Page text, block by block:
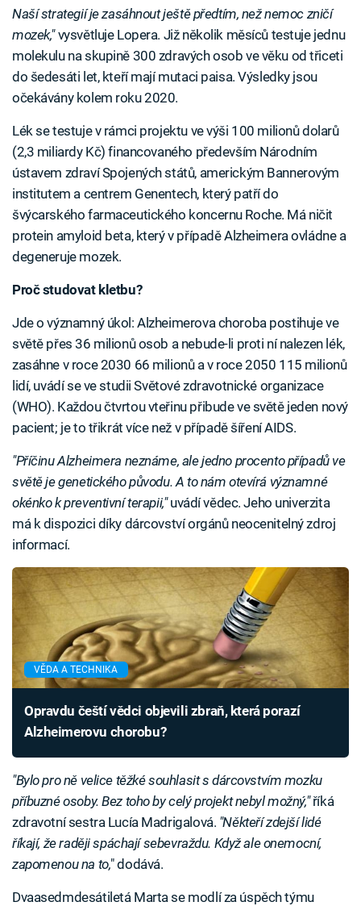
Naší strategií je zasáhnout ještě předtím, než nemoc zničí
mozek,"vysvětluje Lopera. Již několik měsíců testuje jednu
molekulu na skupině 300 zdravých osob ve věku od třiceti
do šedesáti let, kteří mají mutaci paisa. Výsledky jsou
očekávány kolem roku 2020.
Lék se testuje v rámci projektu ve výši 100 milionů dolarů
(2,3 miliardy Kč) financovaného především Národním
ústavem zdraví Spojených států, americkým Bannerovým
institutem a centrem Genentech, který patří do
švýcarského farmaceutického koncernu Roche. Má ničit
protein amyloid beta, který v případě Alzheimera ovládne a
degeneruje mozek.
Proč studovat kletbu?
Jde o významný úkol: Alzheimerova choroba postihuje ve
světě přes 36 milionů osob a nebude-li proti ní nalezen lék,
zasáhne v roce 2030 66 milionů a v roce 2050 115 milionů
lidí, uvádí se ve studii Světové zdravotnické organizace
(WHO). Každou čtvrtou vteřinu přibude ve světě jeden nový
pacient; je to třikrát více než v případě šíření AIDS.
"Příčinu Alzheimera neznáme, ale jedno procento případů ve
světě je genetického původu. A to nám otevírá významné
okénko k preventivní terapii,"uvádí vědec. Jeho univerzita
má k dispozici díky dárcovství orgánů neocenitelný zdroj
informací.
VĚDA A TECHNIKA
Opravdu čeští vědci objevili zbraň, která porazí
Alzheimerovu chorobu?
"Bylo pro ně velice těžké souhlasit s dárcovstvím mozku
příbuzné osoby. Bez toho by celý projekt nebyl možný,"říká
zdravotní sestra Lucía Madrigalová. "Někteří zdejší lidé
říkají, že raději spáchají sebevraždu. Když ale onemocní,
zapomenou na to," dodává.
Dvaasedmdesátiletá Marta se modlí za úspěch týmu